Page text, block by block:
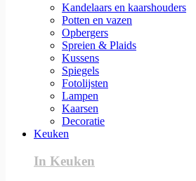
Kandelaars en kaarshouders
Potten en vazen
Opbergers
Spreien & Plaids
Kussens
Spiegels
Fotolijsten
Lampen
Kaarsen
Decoratie
Keuken
In Keuken